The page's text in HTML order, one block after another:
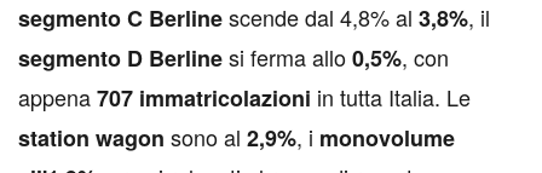
segmento C Berlinescende dal 4,8% al 3,8%, il
segmento D Berlinesi ferma allo0,5%, con
appena707 immatricolazioni in tutta Italia. Le
station wagon sono al 2,9%, i monovolume